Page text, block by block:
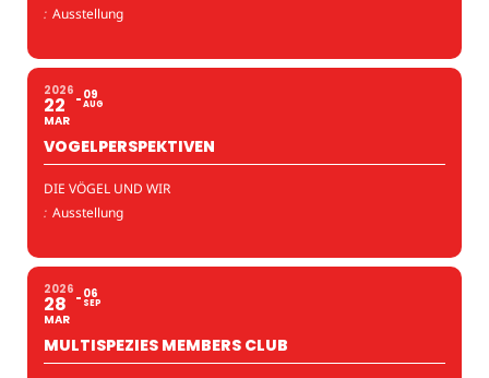
: Ausstellung
2026
22
MAR
09
AUG
VOGELPERSPEKTIVEN
DIE VÖGEL UND WIR
: Ausstellung
2026
28
MAR
06
SEP
MULTISPEZIES MEMBERS CLUB